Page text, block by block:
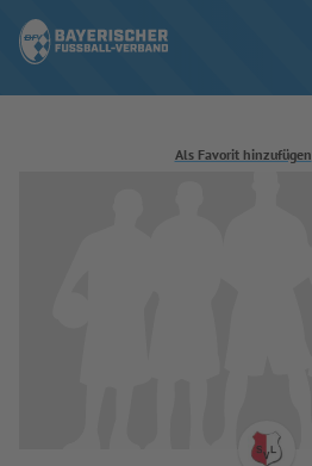
Als Favorit hinzufügen